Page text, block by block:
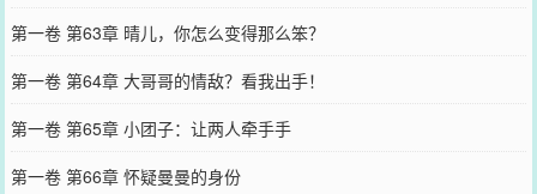
第一卷 第63章 晴儿，你怎么变得那么笨？
第一卷 第64章 大哥哥的情敌？看我出手！
第一卷 第65章 小团子：让两人牵手手
第一卷 第66章 怀疑曼曼的身份